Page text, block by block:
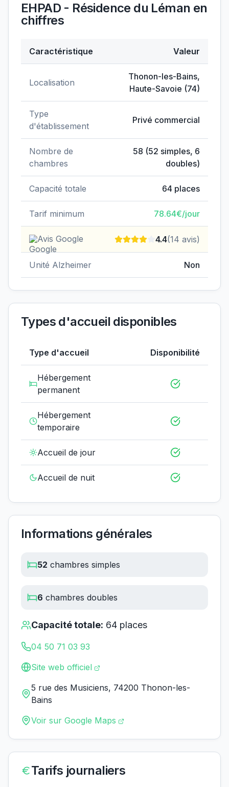
EHPAD - Résidence du Léman en
chiffres
Caractéristique Valeur
Localisation
Thonon-les-Bains,
Haute-Savoie (74)
Type
d'établissement
Privé commercial
Nombre de
chambres
58 (52 simples, 6
doubles)
Capacité totale 64 places
Tarif minimum 78.64€/jour
Avis Google 4.4(14 avis)
Unité Alzheimer Non
Types d'accueil disponibles
Type d'accueil Disponibilité
Hébergement
permanent
Hébergement
temporaire
Accueil de jour
Accueil de nuit
Informations générales
52 chambres simples
6 chambres doubles
Capacité totale: 64 places
04 50 71 03 93
Site web officiel
5 rue des Musiciens, 74200 Thonon-les-
Bains
Voir sur Google Maps
Tarifs journaliers